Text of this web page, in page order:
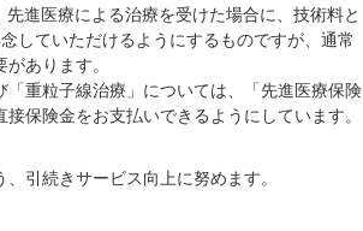
先進医療による治療を受けた場合に、技術料と
していただけるようにするものですが、通常
あります。
重粒子線治療」については、「先進医療保険
保険金をお支払いできるようにしています。
引続きサービス向上に努めます。